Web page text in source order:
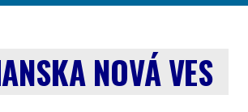
NOVÁ VES